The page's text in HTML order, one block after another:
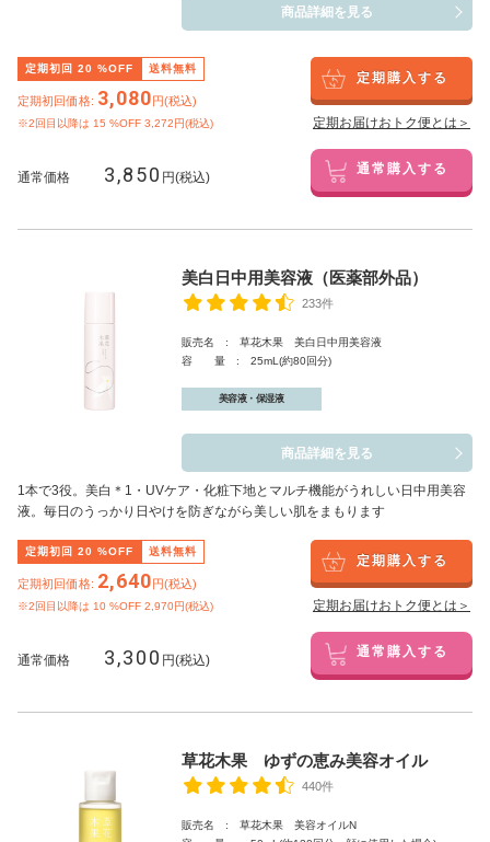
商品詳細を見る
定期初回 20 %OFF 送料無料
定期初回価格: 3,080円(税込)
※2回目以降は 15 %OFF 3,272円(税込)
定期購入する
定期お届けおトク便とは＞
通常価格 3,850 円(税込) 通常購入する
美白日中用美容液（医薬部外品）
233件
販売名 : 草花木果 美白日中用美容液
容 量 : 25mL(約80回分)
美容液・保湿液
商品詳細を見る
1本で3役。美白 ＊1 ・UVケア・化粧下地とマルチ機能がうれしい日中用美容
液。毎日のうっかり日やけを防ぎながら美しい肌をまもります
定期初回 20 %OFF 送料無料
定期初回価格: 2,640円(税込)
※2回目以降は 10 %OFF 2,970円(税込)
定期購入する
定期お届けおトク便とは＞
通常価格 3,300 円(税込) 通常購入する
草花木果 ゆずの恵み美容オイル
440件
販売名 : 草花木果 美容オイルN